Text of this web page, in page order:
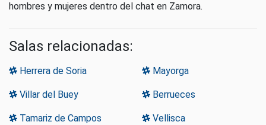
hombres y mujeres dentro del chat en Zamora.
Salas relacionadas:
Herrera de Soria Mayorga
Villar del Buey Berrueces
Tamariz de Campos Vellisca